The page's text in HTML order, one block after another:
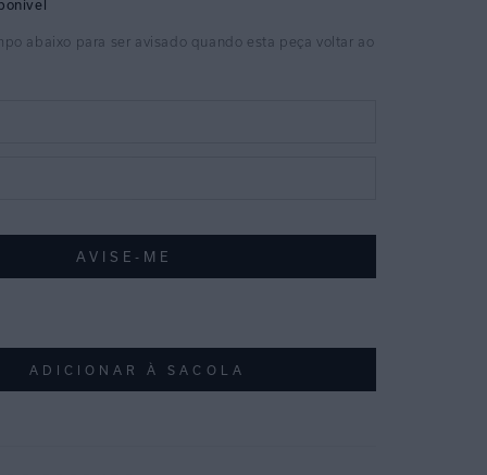
ADICIONAR À SACOLA